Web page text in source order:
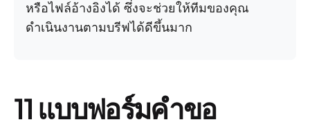
หรือไฟล์อ้างอิงได้ ซึ่งจะช่วยให้ทีมของคุณ
ดำเนินงานตามบรีฟได้ดีขึ้นมาก
11 แบบฟอร์มคำขอ